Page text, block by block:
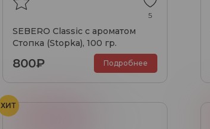
5
SEBERO Classic с ароматом
Стопка (Stopka), 100 гр.
800₽ Подробнее
ХИТ